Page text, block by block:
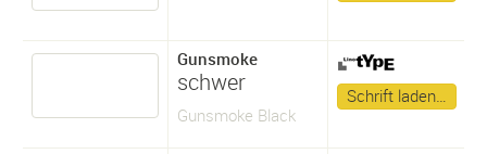
Gunsmoke
schwer
Gunsmoke Black
Schrift laden…